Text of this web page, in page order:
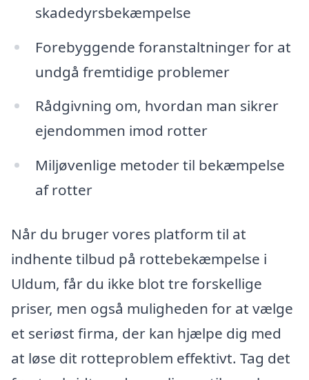
skadedyrsbekæmpelse
Forebyggende foranstaltninger for at
undgå fremtidige problemer
Rådgivning om, hvordan man sikrer
ejendommen imod rotter
Miljøvenlige metoder til bekæmpelse
af rotter
Når du bruger vores platform til at
indhente tilbud på rottebekæmpelse i
Uldum, får du ikke blot tre forskellige
priser, men også muligheden for at vælge
et seriøst firma, der kan hjælpe dig med
at løse dit rotteproblem effektivt. Tag det